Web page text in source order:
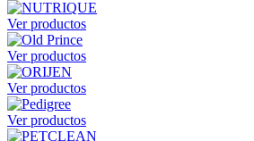
Ver productos
Ver productos
Ver productos
Ver productos